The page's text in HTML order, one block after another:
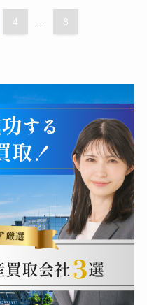
4 ... 8